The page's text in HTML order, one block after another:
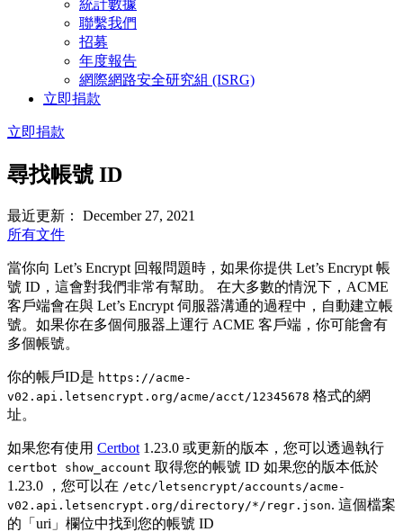
統計數據
聯繫我們
招募
年度報告
網際網路安全研究組 (ISRG)
立即捐款
立即捐款
尋找帳號 ID
最近更新： December 27, 2021
所有文件
當你向 Let’s Encrypt 回報問題時，如果你提供 Let’s Encrypt 帳
號 ID，這會對我們非常有幫助。 在大多數的情況下，ACME
客戶端會在與 Let’s Encrypt 伺服器溝通的過程中，自動建立帳
號。如果你在多個伺服器上運行 ACME 客戶端，你可能會有
多個帳號。
你的帳戶ID是 https://acme-
v02.api.letsencrypt.org/acme/acct/12345678 格式的網
址。
如果您有使用 Certbot 1.23.0 或更新的版本，您可以透過執行
certbot show_account 取得您的帳號 ID 如果您的版本低於
1.23.0 ，您可以在 /etc/letsencrypt/accounts/acme-
v02.api.letsencrypt.org/directory/*/regr.json. 這個檔案
的「uri」欄位中找到您的帳號 ID